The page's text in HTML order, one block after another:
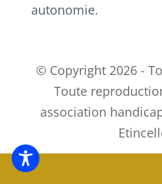
autonomie.
© Copyright 2026 -
Toute
association